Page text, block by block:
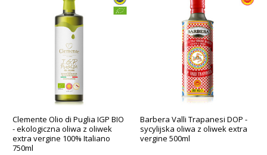
Clemente Olio di Puglia IGP BIO
- ekologiczna oliwa z oliwek
extra vergine 100% Italiano
750ml
Barbera Valli Trapanesi DOP -
sycylijska oliwa z oliwek extra
vergine 500ml